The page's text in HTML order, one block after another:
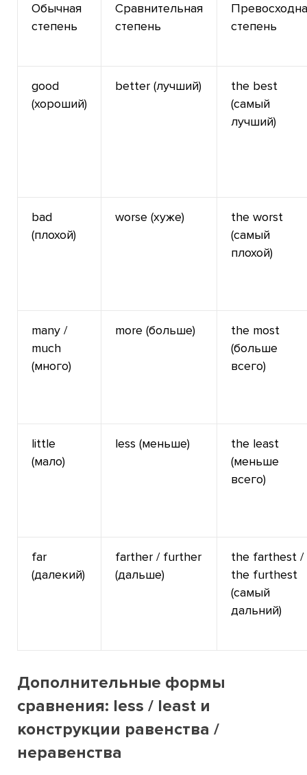
Обычная
степень
Сравнительная
степень
степень
good
(хороший)
better (лучший)
the best
(самый
лучший)
bad
(плохой)
worse (хуже)
the worst
(самый
плохой)
many /
much
(много)
more (больше)
the most
(больше
всего)
little
(мало)
less (меньше)
the least
(меньше
всего)
far
(далекий)
farther / further
(дальше)
the farthest /
the furthest
(самый
дальний)
Дополнительные формы
сравнения: less / least и
конструкции равенства /
неравенства